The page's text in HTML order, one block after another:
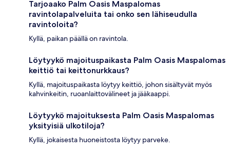
Tarjoaako Palm Oasis Maspalomas
ravintolapalveluita tai onko sen lähiseudulla
ravintoloita?
Kyllä, paikan päällä on ravintola.
Löytyykö majoituspaikasta Palm Oasis Maspalomas
keittiö tai keittonurkkaus?
Kyllä, majoituspaikasta löytyy keittiö, johon sisältyvät myös
kahvinkeitin, ruoanlaittovälineet ja jääkaappi.
Löytyykö majoituksesta Palm Oasis Maspalomas
yksityisiä ulkotiloja?
Kyllä, jokaisesta huoneistosta löytyy parveke.